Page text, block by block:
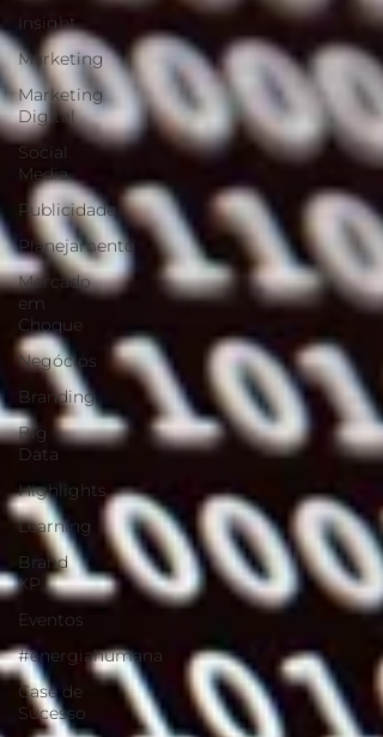
Insight
Marketing
Marketing
Digital
Social
Media
Publicidade
Planejamento
Mercado
em
Choque
Negócios
Branding
Big
Data
Highlights
Learning
Brand
XP
Eventos
#energiahumana
Case de
Sucesso